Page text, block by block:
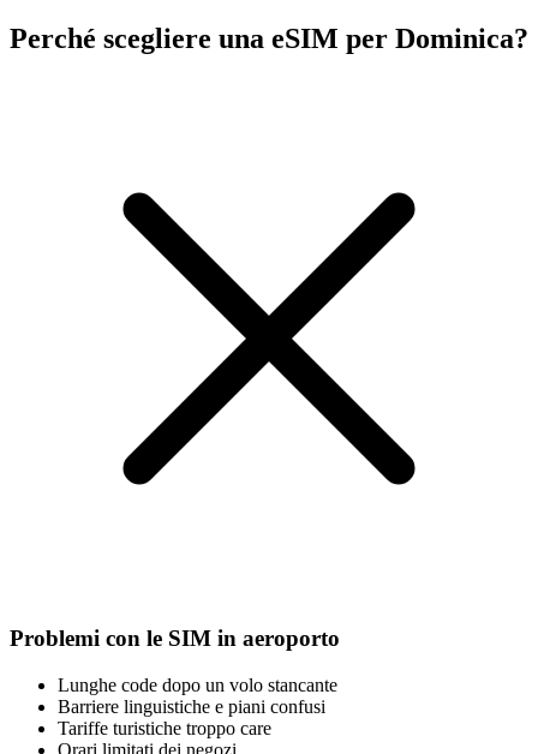
Perché scegliere una eSIM per Dominica?
Problemi con le SIM in aeroporto
Lunghe code dopo un volo stancante
Barriere linguistiche e piani confusi
Tariffe turistiche troppo care
Orari limitati dei negozi